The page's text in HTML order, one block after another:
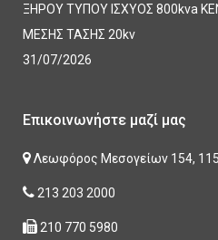
ΞΗΡΟΥ ΤΥΠΟΥ ΙΣΧΥΟΣ 800kva
ΜΕΣΗΣ ΤΑΣΗΣ 20kv
31/07/2026
Επικοινωνήστε μαζί μας
Λεωφόρος Μεσογείων 154,
213 203 2000
210 770 5980